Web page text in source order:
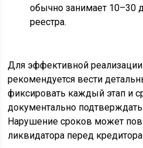
обычно занимает 10–30
реестра.
Для эффективной
рекомендуется вести
фиксировать каждый этап и
документально
Нарушение сроков может
ликвидатора перед